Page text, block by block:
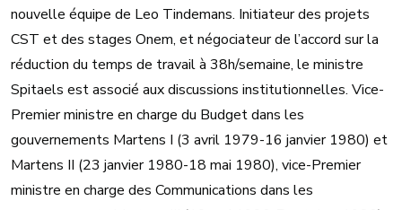
nouvelle équipe de Leo Tindemans. Initiateur des projets
CST et des stages Onem, et négociateur de l’accord sur la
réduction du temps de travail à 38h/semaine, le ministre
Spitaels est associé aux discussions institutionnelles. Vice-
Premier ministre en charge du Budget dans les
gouvernements Martens I (3 avril 1979-16 janvier 1980) et
Martens II (23 janvier 1980-18 mai 1980), vice-Premier
ministre en charge des Communications dans les